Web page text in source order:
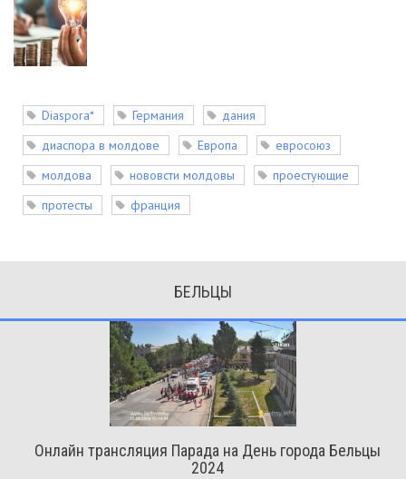
Diaspora* Германия
дания
диаспора в молдове
Европа
евросоюз
молдова
нововсти молдовы
проестующие
протесты
франция
БЕЛЬЦЫ
Онлайн трансляция Парада на День города Бельцы
2024